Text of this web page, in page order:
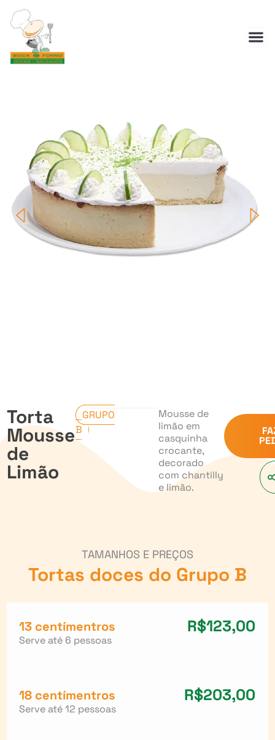
Torta
Mousse
de
Limão
GRUPO
B
Mousse de
limão em
casquinha
crocante,
decorado
com chantilly
e limão.
TAMANHOS E PREÇOS
Tortas doces do Grupo B
13 centímentros R$123,00
Serve até 6 pessoas
18 centímentros R$203,00
Serve até 12 pessoas